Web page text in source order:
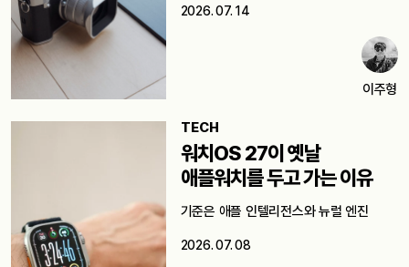
2026. 07. 14
이주형
TECH
워치OS 27이 옛날
애플워치를 두고 가는 이유
기준은 애플 인텔리전스와 뉴럴 엔진
2026. 07. 08